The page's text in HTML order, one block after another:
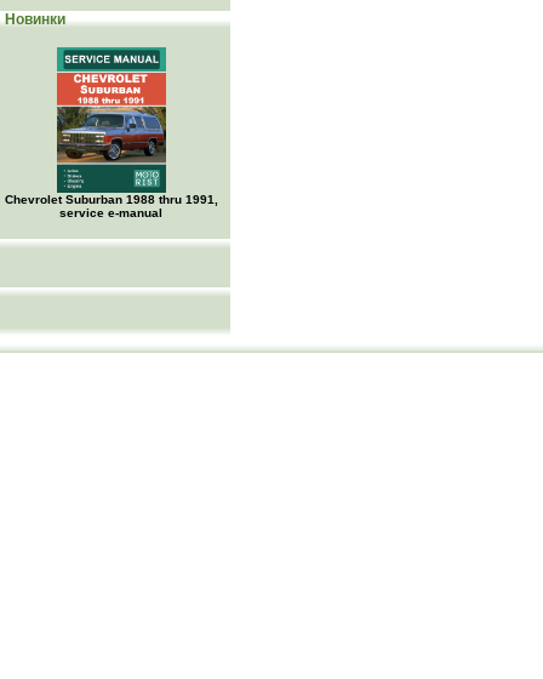
Новинки
Chevrolet Suburban 1988 thru 1991,
service e-manual